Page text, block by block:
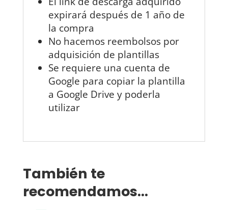
expirará después de 1 año de
la compra
No hacemos reembolsos por
adquisición de plantillas
Se requiere una cuenta de
Google para copiar la plantilla
a Google Drive y poderla
utilizar
También te
recomendamos…